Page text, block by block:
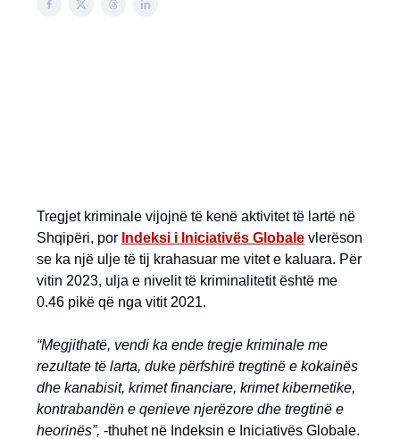
Tregjet kriminale vijojnë të kenë aktivitet të lartë në
Shqipëri, por Indeksi i Iniciativës Globale vlerëson
se ka një ulje të tij krahasuar me vitet e kaluara. Për
vitin 2023, ulja e nivelit të kriminalitetit është me
0.46 pikë që nga vitit 2021.
“Megjithatë, vendi ka ende tregje kriminale me
rezultate të larta, duke përfshirë tregtinë e kokainës
dhe kanabisit, krimet financiare, krimet kibernetike,
kontrabandën e qenieve njerëzore dhe tregtinë e
heorinës”, -thuhet në Indeksin e Iniciativës Globale.